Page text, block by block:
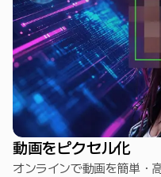
動画をピクセル化
オンラインで動画を簡単・